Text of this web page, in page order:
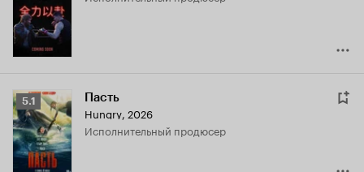
Рейтинг
Кинопоиска
5.1
5.1 Пасть
Hungry, 2026
исполнительный продюсер